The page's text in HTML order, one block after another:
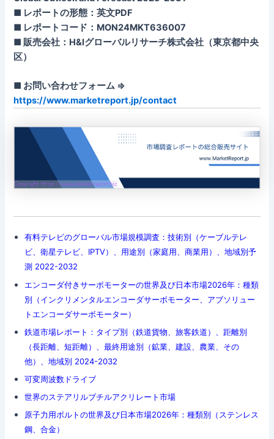
■ レポートの形態：英文PDF
■ レポートコード：MON24MKT636007
■ 販売会社：H&Iグローバルリサーチ株式会社（東京都中央
区）
■ お問い合わせフォーム ⇒
https://www.marketreport.jp/contact
有料テレビのグローバル市場規模調査：技術別（ケーブルテレ
ビ、衛星テレビ、IPTV）、用途別（家庭用、商業用）、地域別予
測 2022-2032
エンコーダ付きサーボモーターの世界及び日本市場2026年：種類
別（インクリメンタルエンコーダサーボモーター、アブソリュー
トエンコーダサーボモーター）
鉄道市場レポート：タイプ別（鉄道貨物、旅客鉄道）、距離別
（長距離、短距離）、最終用途別（鉱業、建設、農業、その
他）、地域別 2024-2032
可変周波数ドライブ
世界のステアリルブチルアクリレート市場
原子力用ボルトの世界及び日本市場2026年：種類別（ステンレス
鋼、合金）